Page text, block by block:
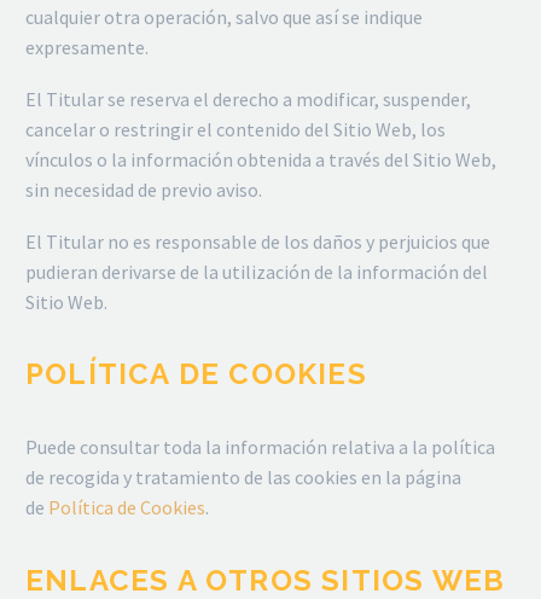
cualquier otra operación, salvo que así se indique
expresamente.
El Titular se reserva el derecho a modificar, suspender,
cancelar o restringir el contenido del Sitio Web, los
vínculos o la información obtenida a través del Sitio Web,
sin necesidad de previo aviso.
El Titular no es responsable de los daños y perjuicios que
pudieran derivarse de la utilización de la información del
Sitio Web.
POLÍTICA DE COOKIES
Puede consultar toda la información relativa a la política
de recogida y tratamiento de las cookies en la página
de Política de Cookies.
ENLACES A OTROS SITIOS WEB